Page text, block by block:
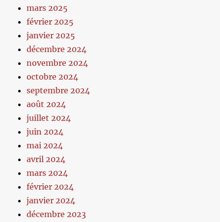
mars 2025
février 2025
janvier 2025
décembre 2024
novembre 2024
octobre 2024
septembre 2024
août 2024
juillet 2024
juin 2024
mai 2024
avril 2024
mars 2024
février 2024
janvier 2024
décembre 2023